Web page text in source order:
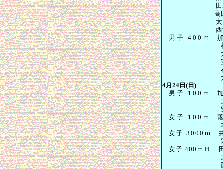
高
西澤智
男子 400 ｍ
大久
4月24日(日)
男子
100 ｍ
安藤
女子
100 ｍ
木
女子 3000 ｍ
宗亭
女子 400ｍＨ
西澤